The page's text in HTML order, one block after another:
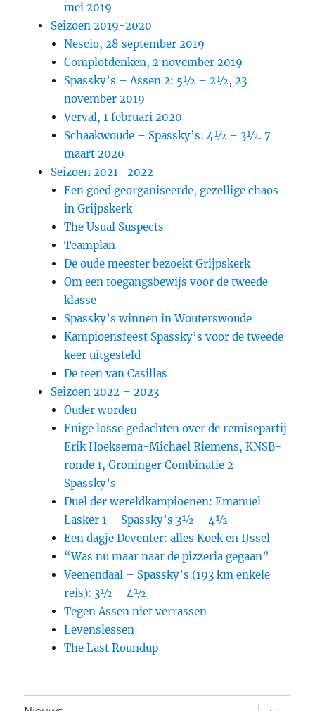
mei 2019
Seizoen 2019-2020
Nescio, 28 september 2019
Complotdenken, 2 november 2019
Spassky’s – Assen 2: 5½ – 2½, 23
november 2019
Verval, 1 februari 2020
Schaakwoude – Spassky’s: 4½ – 3½. 7
maart 2020
Seizoen 2021 -2022
Een goed georganiseerde, gezellige chaos
in Grijpskerk
The Usual Suspects
Teamplan
De oude meester bezoekt Grijpskerk
Om een toegangsbewijs voor de tweede
klasse
Spassky’s winnen in Wouterswoude
Kampioensfeest Spassky’s voor de tweede
keer uitgesteld
De teen van Casillas
Seizoen 2022 – 2023
Ouder worden
Enige losse gedachten over de remisepartij
Erik Hoeksema-Michael Riemens, KNSB-
ronde 1, Groninger Combinatie 2 –
Spassky’s
Duel der wereldkampioenen: Emanuel
Lasker 1 – Spassky’s 3½ – 4½
Een dagje Deventer: alles Koek en IJssel
“Was nu maar naar de pizzeria gegaan”
Veenendaal – Spassky’s (193 km enkele
reis): 3½ – 4½
Tegen Assen niet verrassen
Levenslessen
The Last Roundup